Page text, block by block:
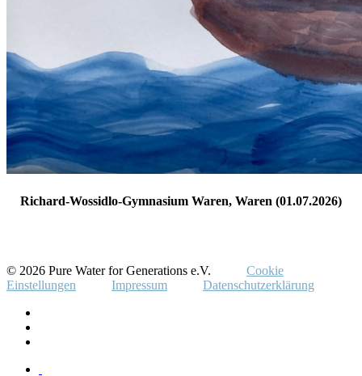
Richard-Wossidlo-Gymnasium Waren, Waren (01.07.2026)
© 2026 Pure Water for Generations e.V.
Cookie
Einstellungen
Impressum Datenschutzerklärung